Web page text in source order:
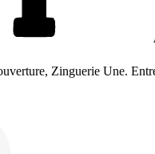
Zinguerie Une.